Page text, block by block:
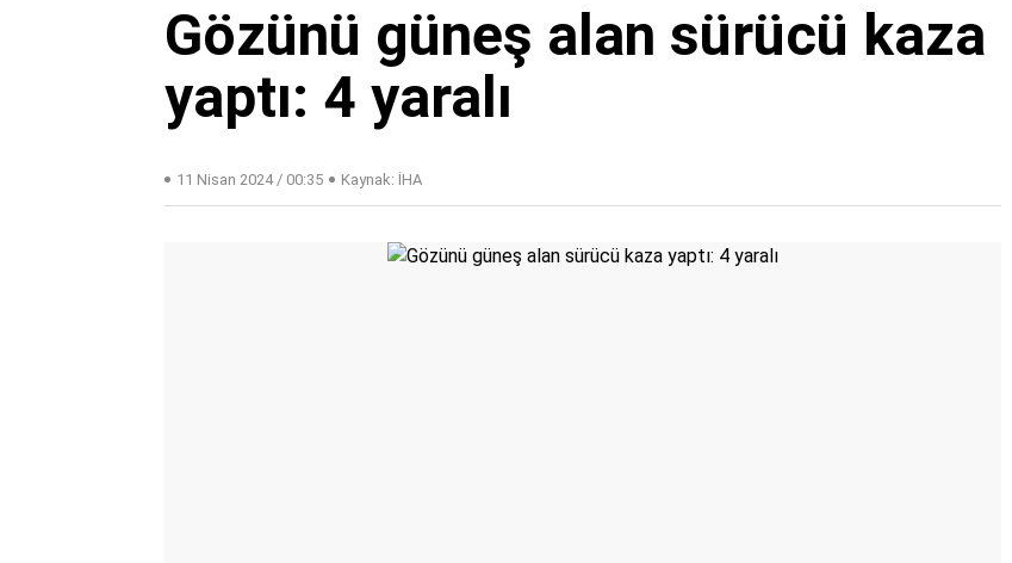
Gözünü güneş alan sürücü kaza
yaptı: 4 yaralı
11 Nisan 2024 / 00:35 Kaynak: İHA